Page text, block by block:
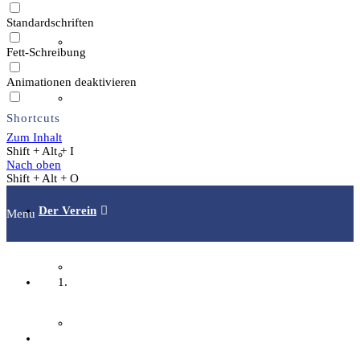
Publikationen
Der Verein
Standardschriften
Fett-Schreibung
Animationen deaktivieren
Shortcuts
Zum Inhalt
Shift + Alt + I
Nach oben
Shift + Alt + O
Menu